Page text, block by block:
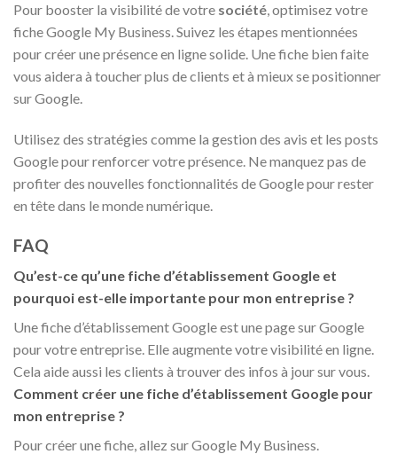
Pour booster la visibilité de votre société, optimisez votre
fiche Google My Business. Suivez les étapes mentionnées
pour créer une présence en ligne solide. Une fiche bien faite
vous aidera à toucher plus de clients et à mieux se positionner
sur Google.
Utilisez des stratégies comme la gestion des avis et les posts
Google pour renforcer votre présence. Ne manquez pas de
profiter des nouvelles fonctionnalités de Google pour rester
en tête dans le monde numérique.
FAQ
Qu’est-ce qu’une fiche d’établissement Google et
pourquoi est-elle importante pour mon entreprise ?
Une fiche d’établissement Google est une page sur Google
pour votre entreprise. Elle augmente votre visibilité en ligne.
Cela aide aussi les clients à trouver des infos à jour sur vous.
Comment créer une fiche d’établissement Google pour
mon entreprise ?
Pour créer une fiche, allez sur Google My Business.